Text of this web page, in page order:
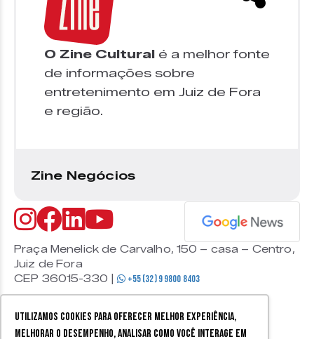
Utilizamos cookies para oferecer melhor experiência,
melhorar o desempenho, analisar como você interage em
O Zine Cultural é a melhor fonte
de informações sobre
entretenimento em Juiz de Fora
e região.
Zine Negócios
Praça Menelick de Carvalho, 150 – casa – Centro,
Juiz de Fora
CEP 36015-330 |
+55 (32) 9 9800 8403